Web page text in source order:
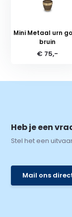
Mini Metaal urn
bruin
€ 75,-
Heb je een
Stel het een
Mail ons